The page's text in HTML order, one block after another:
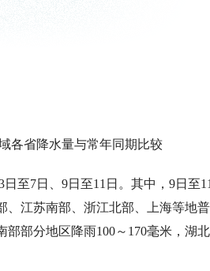
各省降水量与常年同期比较
至7日、9日至11日。其中，9日至
江苏南部、浙江北部、上海等地
部分地区降雨100～170毫米，湖